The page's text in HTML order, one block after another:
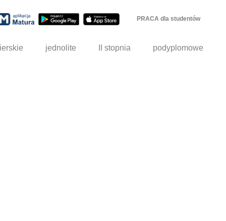
PRACA dla studentów
jednolite II stopnia podyplomowe